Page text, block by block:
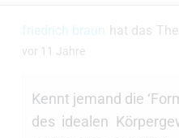
friedrich braun hat das
vor 11 Jahre
Kennt jemand die
des idealen